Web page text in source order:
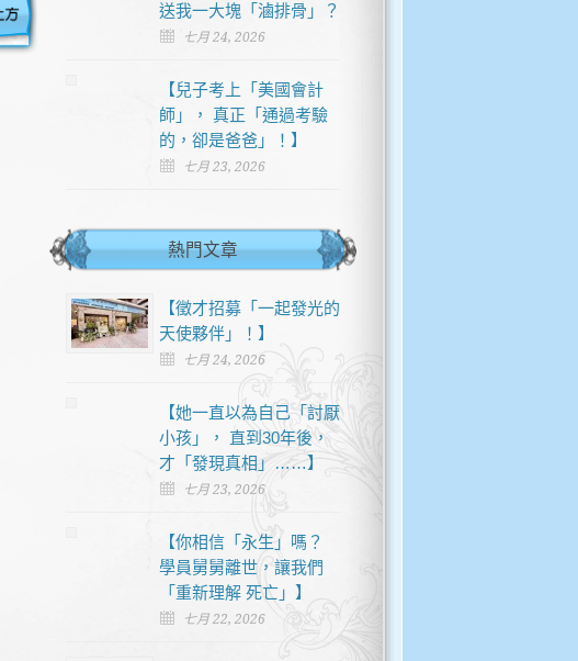
送我一大塊「滷排骨」？
七月 24, 2026
【兒子考上「美國會計
師」， 真正「通過考驗
的，卻是爸爸」！】
七月 23, 2026
熱門文章
【徵才招募「一起發光的
天使夥伴」！】
七月 24, 2026
【她一直以為自己「討厭
小孩」， 直到30年後，
才「發現真相」……】
七月 23, 2026
【你相信「永生」嗎？
學員舅舅離世，讓我們
「重新理解 死亡」】
七月 22, 2026